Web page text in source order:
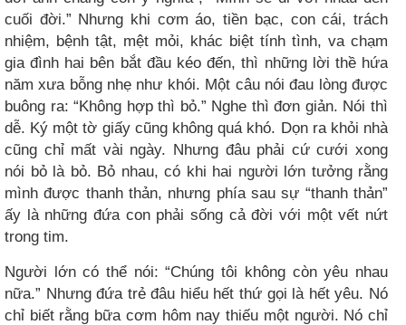
cuối đời.” Nhưng khi cơm áo, tiền bạc, con cái, trách
nhiệm, bệnh tật, mệt mỏi, khác biệt tính tình, va chạm
gia đình hai bên bắt đầu kéo đến, thì những lời thề hứa
năm xưa bỗng nhẹ như khói. Một câu nói đau lòng được
buông ra: “Không hợp thì bỏ.” Nghe thì đơn giản. Nói thì
dễ. Ký một tờ giấy cũng không quá khó. Dọn ra khỏi nhà
cũng chỉ mất vài ngày. Nhưng đâu phải cứ cưới xong
nói bỏ là bỏ. Bỏ nhau, có khi hai người lớn tưởng rằng
mình được thanh thản, nhưng phía sau sự “thanh thản”
ấy là những đứa con phải sống cả đời với một vết nứt
trong tim.
Người lớn có thể nói: “Chúng tôi không còn yêu nhau
nữa.” Nhưng đứa trẻ đâu hiểu hết thứ gọi là hết yêu. Nó
chỉ biết rằng bữa cơm hôm nay thiếu một người. Nó chỉ